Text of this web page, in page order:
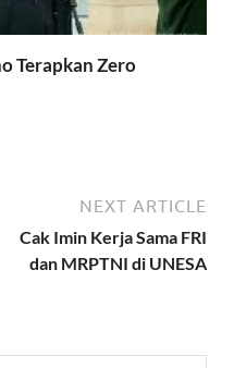
Terapkan Zero
NEXT ARTICLE
Cak Imin Kerja Sama FRI
dan MRPTNI di UNESA